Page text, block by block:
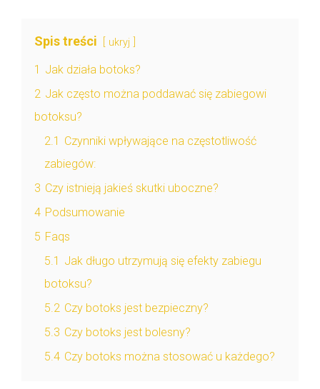
Spis treści ukryj
1 Jak działa botoks?
2 Jak często można poddawać się zabiegowi
botoksu?
2.1 Czynniki wpływające na częstotliwość
zabiegów:
3 Czy istnieją jakieś skutki uboczne?
4 Podsumowanie
5 Faqs
5.1 Jak długo utrzymują się efekty zabiegu
botoksu?
5.2 Czy botoks jest bezpieczny?
5.3 Czy botoks jest bolesny?
5.4 Czy botoks można stosować u każdego?